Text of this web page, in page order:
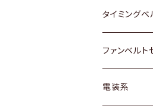
三菱
スバル
日野
クライスラー
ダイハツ
マツダ
三菱
ホンダ
マツダ
スズキ
ダイハツ
マツダ
ホンダ
スズキ
日産
タイミングベ
トヨタ
スズキ
ファンベルト
トヨタ
電装系